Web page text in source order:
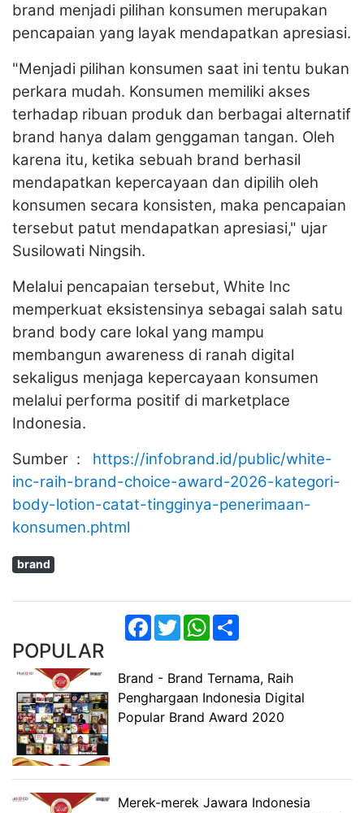
brand menjadi pilihan konsumen merupakan
pencapaian yang layak mendapatkan apresiasi.
"Menjadi pilihan konsumen saat ini tentu bukan
perkara mudah. Konsumen memiliki akses
terhadap ribuan produk dan berbagai alternatif
brand hanya dalam genggaman tangan. Oleh
karena itu, ketika sebuah brand berhasil
mendapatkan kepercayaan dan dipilih oleh
konsumen secara konsisten, maka pencapaian
tersebut patut mendapatkan apresiasi," ujar
Susilowati Ningsih.
Melalui pencapaian tersebut, White Inc
memperkuat eksistensinya sebagai salah satu
brand body care lokal yang mampu
membangun awareness di ranah digital
sekaligus menjaga kepercayaan konsumen
melalui performa positif di marketplace
Indonesia.
Sumber : https://infobrand.id/public/white-
inc-raih-brand-choice-award-2026-kategori-
body-lotion-catat-tingginya-penerimaan-
konsumen.phtml
brand
Facebook
TwitterWhatsApp
POPULAR
Brand - Brand Ternama, Raih
Penghargaan Indonesia Digital
Popular Brand Award 2020
Merek-merek Jawara Indonesia